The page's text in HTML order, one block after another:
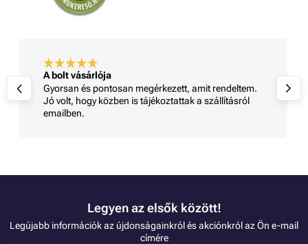
A bolt vásárlója
Gyorsan és pontosan megérkezett, amit rendeltem.
Jó volt, hogy közben is tájékoztattak a szállításról
emailben.
Legyen az elsők között!
Legújabb információk az újdonságainkról és akciónkról az Ön e-mail
címére